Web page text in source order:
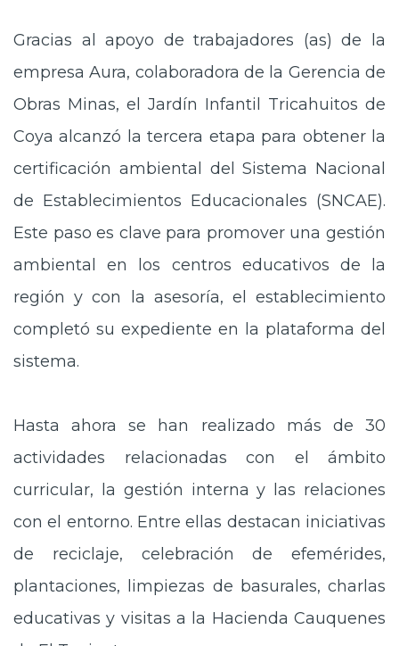
Gracias al apoyo de trabajadores (as) de la
empresa Aura, colaboradora de la Gerencia de
Obras Minas, el Jardín Infantil Tricahuitos de
Coya alcanzó la tercera etapa para obtener la
certificación ambiental del Sistema Nacional
de Establecimientos Educacionales (SNCAE).
Este paso es clave para promover una gestión
ambiental en los centros educativos de la
región y con la asesoría, el establecimiento
completó su expediente en la plataforma del
sistema.
Hasta ahora se han realizado más de 30
actividades relacionadas con el ámbito
curricular, la gestión interna y las relaciones
con el entorno. Entre ellas destacan iniciativas
de reciclaje, celebración de efemérides,
plantaciones, limpiezas de basurales, charlas
educativas y visitas a la Hacienda Cauquenes